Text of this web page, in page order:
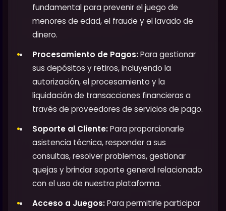
fundamental para prevenir el juego de
menores de edad, el fraude y el lavado de
dinero.
Procesamiento de Pagos:Para gestionar
sus depósitos y retiros, incluyendo la
autorización, el procesamiento y la
liquidación de transacciones financieras a
través de proveedores de servicios de pago.
Soporte al Cliente:Para proporcionarle
asistencia técnica, responder a sus
consultas, resolver problemas, gestionar
quejas y brindar soporte general relacionado
con el uso de nuestra plataforma.
Acceso a Juegos:Para permitirle participar